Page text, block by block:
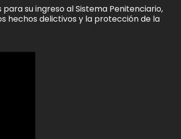
su ingreso al Sistema Penitenciario,
hechos delictivos y la protección de la